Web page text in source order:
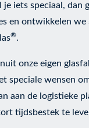
iets speciaal, dan
en ontwikkelen we
®.
onze eigen
speciale wensen
aan de logistieke
tijdsbestek te